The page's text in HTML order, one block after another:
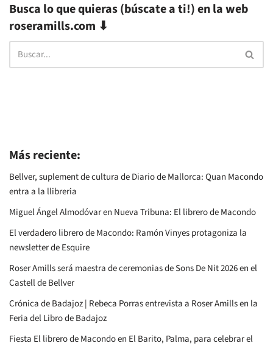
Busca lo que quieras (búscate a ti!) en la web
roseramills.com ⬇
Más reciente:
Bellver, suplement de cultura de Diario de Mallorca: Quan Macondo
entra a la llibreria
Miguel Ángel Almodóvar en Nueva Tribuna: El librero de Macondo
El verdadero librero de Macondo: Ramón Vinyes protagoniza la
newsletter de Esquire
Roser Amills será maestra de ceremonias de Sons De Nit 2026 en el
Castell de Bellver
Crónica de Badajoz | Rebeca Porras entrevista a Roser Amills en la
Feria del Libro de Badajoz
Fiesta El librero de Macondo en El Barito, Palma, para celebrar el